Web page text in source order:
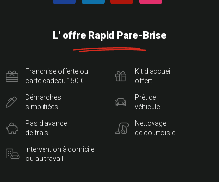
L' offre Rapid Pare-Brise
Franchise offerte ou
carte cadeau 150 €
Démarches
simplifiées
Pas d'avance
de frais
Intervention à domicile
ou au travail
Kit d'accueil
offert
Prêt de
véhicule
Nettoyage
de courtoisie